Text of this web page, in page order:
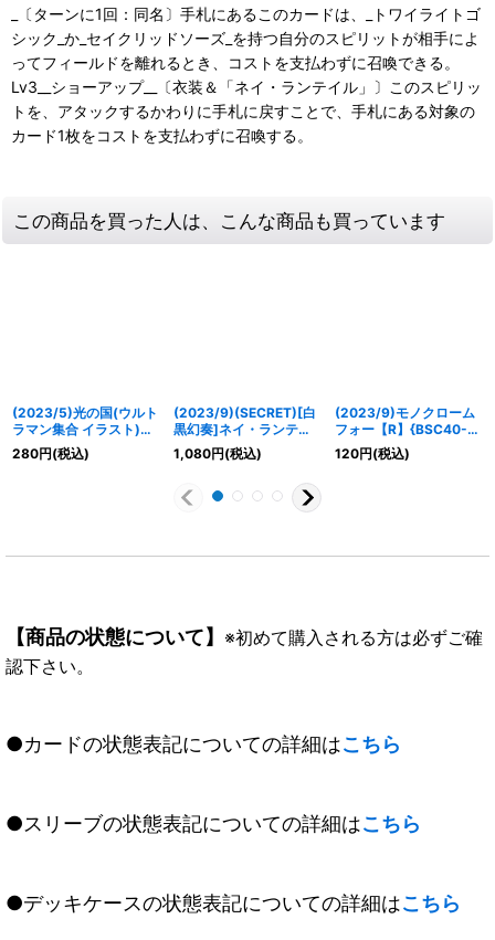
_〔ターンに1回：同名〕手札にあるこのカードは、_トワイライトゴ
シック_か_セイクリッドソーズ_を持つ自分のスピリットが相手によ
ってフィールドを離れるとき、コストを支払わずに召喚できる。
Lv3__ショーアップ__〔衣装＆「ネイ・ランテイル」〕このスピリッ
トを、アタックするかわりに手札に戻すことで、手札にある対象の
カード1枚をコストを支払わずに召喚する。
この商品を買った人は、こんな商品も買っています
(2023/5)光の国(ウルト
ラマン集合 イラスト)
【R】{CB01-056}
《青》
280円(税込)
(2023/9)(SECRET)[白
黒幻奏]ネイ・ランテイ
ル【M-SEC】{BSC40-
020}《黄》
1,080円(税込)
(2023/9)モノクローム
フォー【R】{BSC40-
059}《黄》
120円(税込)
【商品の状態について】 ※初めて購入される方は必ずご確
認下さい。
●カードの状態表記についての詳細はこちら
●スリーブの状態表記についての詳細はこちら
●デッキケースの状態表記についての詳細はこちら